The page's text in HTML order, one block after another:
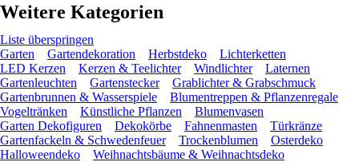
Weitere Kategorien
Liste überspringen
Garten
Gartendekoration Herbstdeko
Lichterketten
LED Kerzen
Kerzen & Teelichter Windlichter
Laternen
Gartenleuchten
Gartenstecker
Grablichter & Grabschmuck
Gartenbrunnen & Wasserspiele
Blumentreppen & Pflanzenregale
Vogeltränken
Künstliche Pflanzen
Blumenvasen
Garten Dekofiguren
Dekokörbe Fahnenmasten
Türkränze
Gartenfackeln & Schwedenfeuer
Trockenblumen
Osterdeko
Halloweendeko
Weihnachtsbäume & Weihnachtsdeko